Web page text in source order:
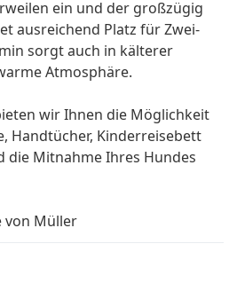
ein und der großzügig
ausreichend Platz für Zwei-
sorgt auch in kälterer
Atmosphäre.
wir Ihnen die Möglichkeit
Handtücher, Kinderreisebett
die Mitnahme Ihres Hundes
von Müller